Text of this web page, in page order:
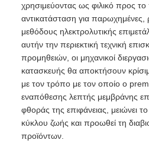
χρησιμεύοντας ως φιλικό προς το
αντικατάσταση για παρωχημένες,
μεθόδους ηλεκτρολυτικής
αυτήν την περιεκτική τεχνική
προμηθειών, οι μηχανικοί
κατασκευής θα αποκτήσουν
με τον τρόπο με τον οποίο ο
εναπόθεσης λεπτής μεμβράνης
φθοράς της επιφάνειας, μειώνει
κύκλου ζωής και προωθεί τη
προϊόντων.